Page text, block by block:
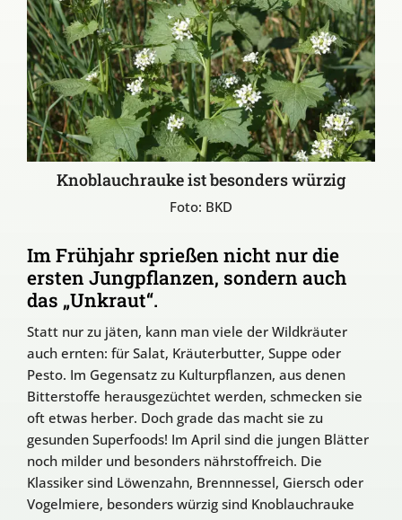
Knoblauchrauke ist besonders würzig
Foto: BKD
Im Frühjahr sprießen nicht nur die
ersten Jungpflanzen, sondern auch
das „Unkraut“.
Statt nur zu jäten, kann man viele der Wildkräuter
auch ernten: für Salat, Kräuterbutter, Suppe oder
Pesto. Im Gegensatz zu Kulturpflanzen, aus denen
Bitterstoffe herausgezüchtet werden, schmecken sie
oft etwas herber. Doch grade das macht sie zu
gesunden Superfoods! Im April sind die jungen Blätter
noch milder und besonders nährstoffreich. Die
Klassiker sind Löwenzahn, Brennnessel, Giersch oder
Vogelmiere, besonders würzig sind Knoblauchrauke